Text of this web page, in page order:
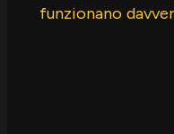
funzionano